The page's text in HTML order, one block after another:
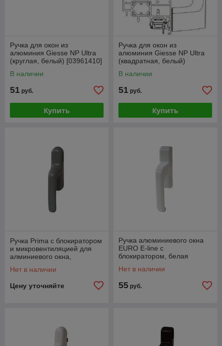
Ручка для окон из
алюминия Giesse NP Ultra
(круглая, белый) [03961410]
В наличии
51 руб.
Купить
Ручка для окон из
алюминия Giesse NP Ultra
(квадратная, белый)
В наличии
51 руб.
Купить
Ручка Prima с блокиратором
и микровентиляцией для
алминиевого окна,
01039970
Нет в наличии
Цену уточняйте
Ручка алюминиевого окна
EURO E-line с
блокиратором, белая
Нет в наличии
55 руб.